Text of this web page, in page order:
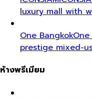
luxury mall with
One Bangkok
prestige mixed-
ห้างพรีเมียม